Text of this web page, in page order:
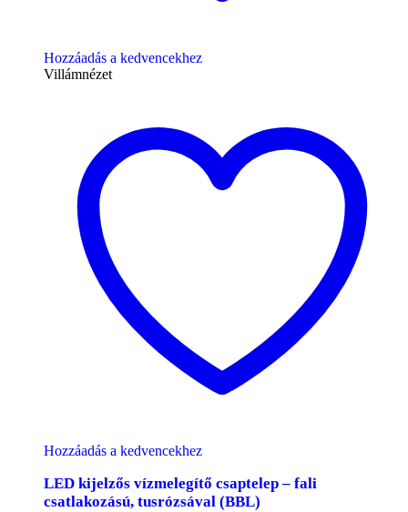
Hozzáadás a kedvencekhez
Villámnézet
Hozzáadás a kedvencekhez
LED kijelzős vízmelegítő csaptelep – fali
csatlakozású, tusrózsával (BBL)